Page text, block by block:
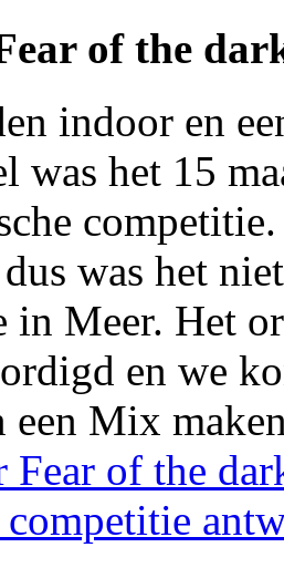
of the
indoor en
was het 15
was het
in Meer. Het
en we
een Mix
Fear of the
competitie